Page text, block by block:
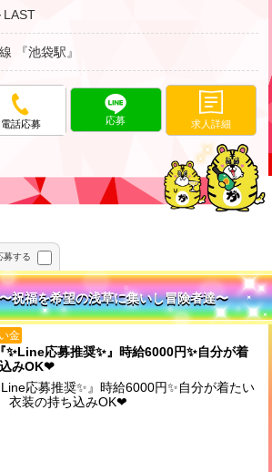
LAST
『池袋駅』
電話応募 応募 求人詳細
募する
福を希望の浅草に集いし冒険者達〜
金
応募推奨✨️』時給6000円✨️自分が着
みOK❤